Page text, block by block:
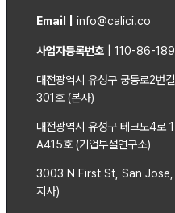
Email | info@calici.co
사업자등록번호 | 110-86-
대전광역시 유성구 궁동로2번
301호 (본사)
대전광역시 유성구 테크노4로
A415호 (기업부설연구소)
3003 N First St, San Jose,
지사)